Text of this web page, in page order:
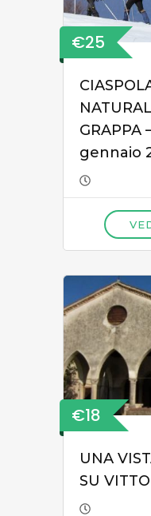
€25
GRAPPA
gennaio
€18
UNA
SU